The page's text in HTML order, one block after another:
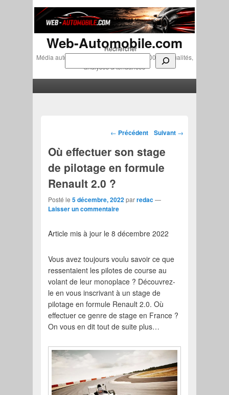
Rechercher
Web-Automobile.com
Média automobile indépendant depuis 2007 • Actualités,
analyses & tendances
Navigation des articles
← Précédent Suivant →
Où effectuer son stage
de pilotage en formule
Renault 2.0 ?
Posté le5 décembre, 2022parredac—
Laisser un commentaire
Article mis à jour le 8 décembre 2022
Vous avez toujours voulu savoir ce que
ressentaient les pilotes de course au
volant de leur monoplace ? Découvrez-
le en vous inscrivant à un stage de
pilotage en formule Renault 2.0. Où
effectuer ce genre de stage en France ?
On vous en dit tout de suite plus…